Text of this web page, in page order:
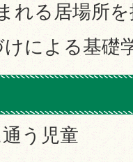
れる居場所
による基礎
う児童